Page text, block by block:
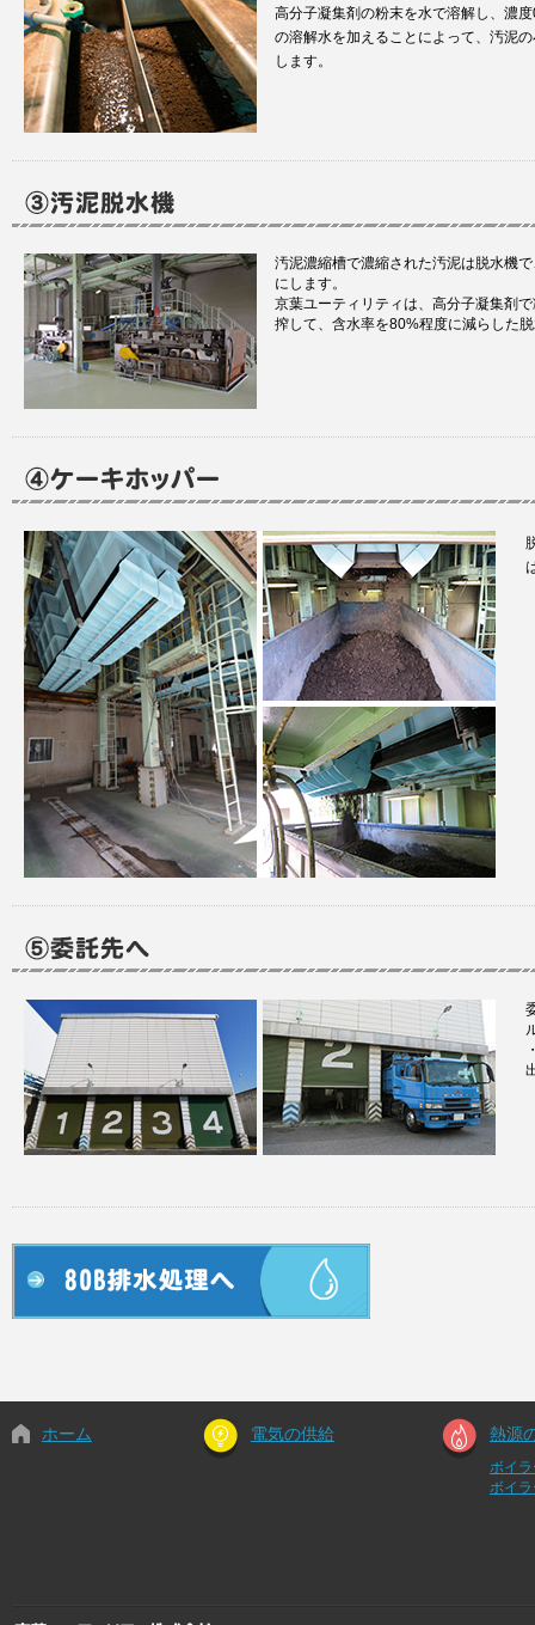
高分子凝集剤の粉末を水で溶解し、濃
の溶解水を加えることによって、汚泥
します。
汚泥濃縮槽で濃縮された汚泥は脱水機
にします。
京葉ユーティリティは、高分子凝集剤
搾して、含水率を80%程度に減らした
ホーム 電気の供給 熱源
ボイ
ボイ